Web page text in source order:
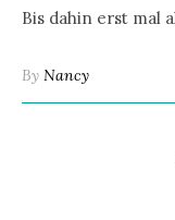
Bis dahin erst mal
By Nancy